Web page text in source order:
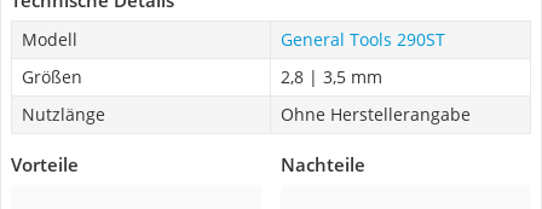
Modell
General Tools 290ST
Größen
2,8 | 3,5 mm
Nutzlänge
Ohne Herstellerangabe
Vorteile Nachteile